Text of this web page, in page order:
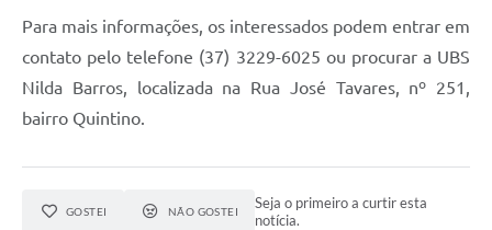
Para mais informações, os interessados podem entrar em
contato pelo telefone (37) 3229-6025 ou procurar a UBS
Nilda Barros, localizada na Rua José Tavares, nº 251,
bairro Quintino.
GOSTEI NÃO GOSTEI
Seja o primeiro a curtir esta
notícia.